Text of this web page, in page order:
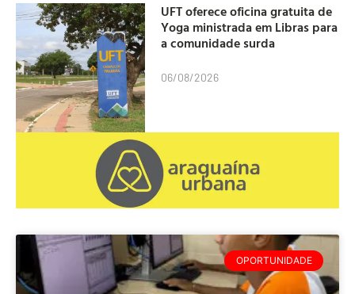
UFT oferece oficina gratuita de
Yoga ministrada em Libras para
a comunidade surda
06/08/2026
OPORTUNIDADE